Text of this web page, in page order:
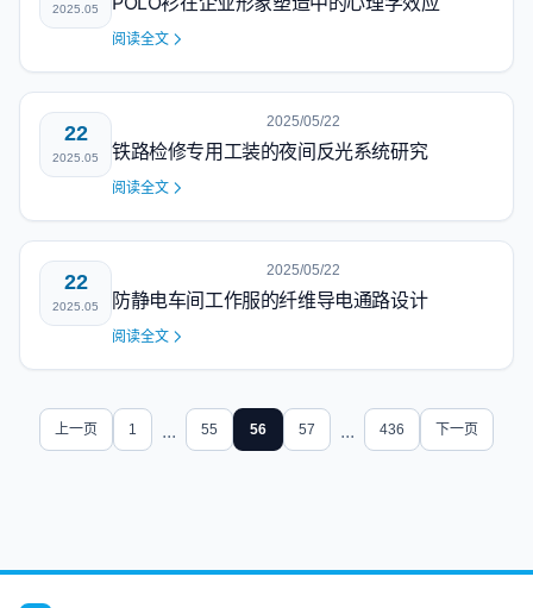
2025.05
阅读全文
22
2025.05
2025/05/22
铁路检修专用工装的夜间反光系统研究
阅读全文
22
2025.05
2025/05/22
防静电车间工作服的纤维导电通路设计
阅读全文
上一页 1 ... 55 56 57 ... 436 下一页